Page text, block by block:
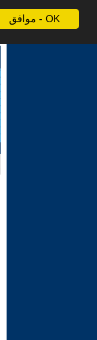
موافق - OK